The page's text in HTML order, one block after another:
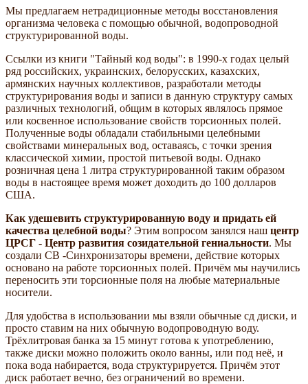
Мы предлагаем нетрадиционные методы восстановления
организма человека с помощью обычной, водопроводной
структурированной воды.
Ссылки из книги "Тайный код воды": в 1990-х годах целый
ряд российских, украинских, белорусских, казахских,
армянских научных коллективов, разработали методы
структурирования воды и записи в данную структуру самых
различных технологий, общим в которых являлось прямое
или косвенное использование свойств торсионных полей.
Полученные воды обладали стабильными целебными
свойствами минеральных вод, оставаясь, с точки зрения
классической химии, простой питьевой воды. Однако
розничная цена 1 литра структурированной таким образом
воды в настоящее время может доходить до 100 долларов
США.
Как удешевить структурированную воду и придать ей
качества целебной воды? Этим вопросом занялся наш центр
ЦРСГ - Центр развития созидательной гениальности. Мы
создали СВ -Синхронизаторы времени, действие которых
основано на работе торсионных полей. Причём мы научились
переносить эти торсионные поля на любые материальные
носители.
Для удобства в использовании мы взяли обычные сд диски, и
просто ставим на них обычную водопроводную воду.
Трёхлитровая банка за 15 минут готова к употреблению,
также диски можно положить около ванны, или под неё, и
пока вода набирается, вода структурируется. Причём этот
диск работает вечно, без ограничений во времени.